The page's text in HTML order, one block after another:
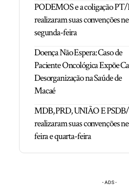
PODEMOS e a coligação
realizaram suas convenções
segunda-feira
Doença Não Espera: Caso de
Paciente Oncológica Expõe
Desorganização na Saúde de
Macaé
MDB, PRD, UNIÃO E
realizaram suas convenções
feira e quarta-feira
- ADS -